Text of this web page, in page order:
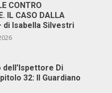
CONTRO
IL CASO DALLA
di Isabella Silvestri
dell’Ispettore Di
32: Il Guardiano